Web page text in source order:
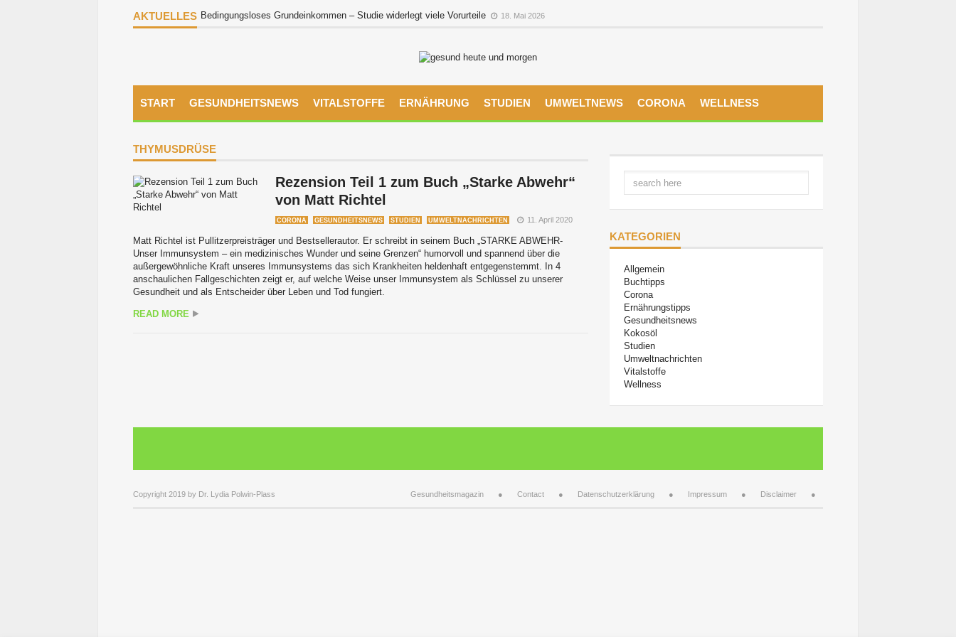
AKTUELLES Bedingungsloses Grundeinkommen – Studie widerlegt viele Vorurteile 18. Mai 2026
START GESUNDHEITSNEWS VITALSTOFFE ERNÄHRUNG STUDIEN UMWELTNEWS CORONA WELLNESS
THYMUSDRÜSE
Rezension Teil 1 zum Buch „Starke Abwehr“
von Matt Richtel
CORONA GESUNDHEITSNEWS STUDIEN UMWELTNACHRICHTEN 11. April 2020
Matt Richtel ist Pullitzerpreisträger und Bestsellerautor. Er schreibt in seinem Buch „STARKE ABWEHR-
Unser Immunsystem – ein medizinisches Wunder und seine Grenzen“ humorvoll und spannend über die
außergewöhnliche Kraft unseres Immunsystems das sich Krankheiten heldenhaft entgegenstemmt. In 4
anschaulichen Fallgeschichten zeigt er, auf welche Weise unser Immunsystem als Schlüssel zu unserer
Gesundheit und als Entscheider über Leben und Tod fungiert.
READ MORE
KATEGORIEN
Allgemein
Buchtipps
Corona
Ernährungstipps
Gesundheitsnews
Kokosöl
Studien
Umweltnachrichten
Vitalstoffe
Wellness
Copyright 2019 by Dr. Lydia Polwin-Plass Gesundheitsmagazin Contact Datenschutzerklärung Impressum Disclaimer